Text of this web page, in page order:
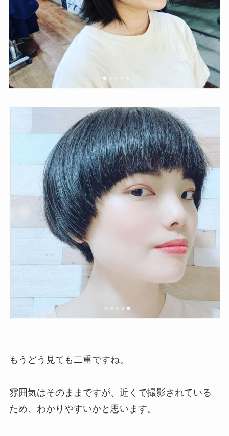
もう どう見ても二重ですね。
雰囲気はそのままですが、近くで撮影されている
ため、わかりやすいかと思います。